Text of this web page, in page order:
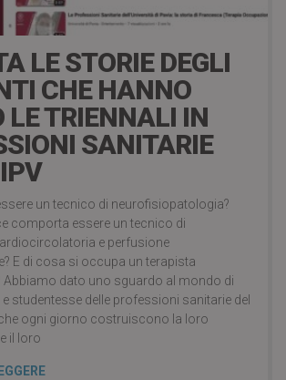
LE STORIE DEGLI
CHE HANNO
LE TRIENNALI IN
SANITARIE
un tecnico di neurofisiopatologia?
comporta essere un tecnico di
e perfusione
E di cosa si occupa un terapista
Abbiamo dato uno sguardo al mondo di
studentesse delle professioni sanitarie del
ogni giorno costruiscono la loro
il loro